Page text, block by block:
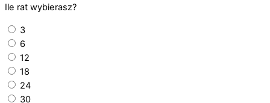
Ile rat wybierasz?
3
6
12
18
24
30